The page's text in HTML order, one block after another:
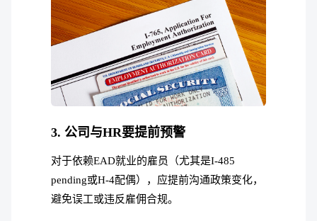
3. 公司与HR要提前预警
对于依赖EAD就业的雇员（尤其是I-485
pending或H-4配偶），应提前沟通政策变化，
避免误工或违反雇佣合规。